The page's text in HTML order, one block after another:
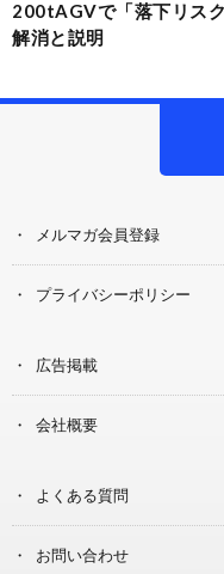
200tAGVで「落下リスク
解消と説明
メルマガ会員登録
プライバシーポリシー
広告掲載
会社概要
よくある質問
お問い合わせ